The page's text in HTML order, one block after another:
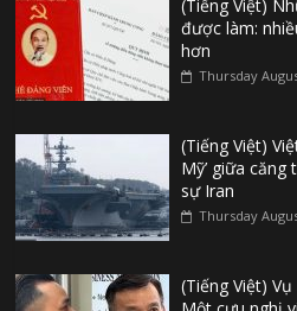
(Tiếng Việt)
được làm:
hơn
Thursday
(Tiếng Việt)
Mỹ’ giữa căng
sự Iran
Thursday
(Tiếng Việt) Vụ